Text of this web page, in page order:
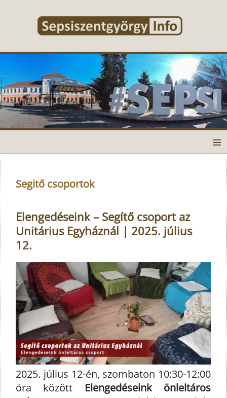
≡
Segitő csoportok
Elengedéseink – Segítő csoport az
Unitárius Egyháznál | 2025. július
12.
2025. július 12-én, szombaton 10:30-12:00
óra között Elengedéseink önleltáros